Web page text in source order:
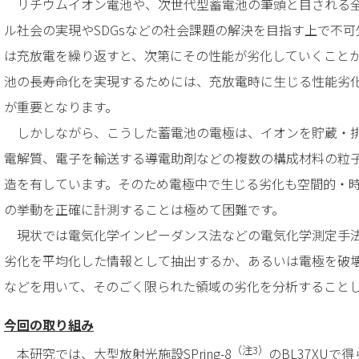
ル社会の実現やSDGsなどの社会課題の解決を目指す上で不
は充放電を繰り返すと、次第にその性能が劣化していくこと
池の長寿命化を実現するためには、充放電時に生じる性能劣
が重要となります。
しかしながら、こうした蓄電池の電極は、イオンを貯蔵・
電解質、電子を輸送する導電助剤などの複数の構成材料の粒
造を有しています。そのため電極中で生じる劣化も空間的・
の挙動を正確に計測することは極めて困難です。
現状では電気化学インピーダンス法などの電気化学測定手
劣化を平均化した情報として抽出するか、あるいは電極を破
などを用いて、そのごく限られた領域の劣化を分析すること
今回の取り組み
本研究では、大型放射光施設SPring-8 （注3） のBL37XUで